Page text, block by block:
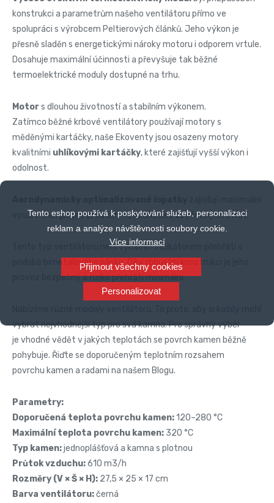
Tento eshop používá k poskytování služeb, personalizaci
reklam a analýze návštěvnosti soubory cookie.
Více informací
Přijmout všechny cookies
Personalizovat
konstrukci a parametrům našeho ventilátoru přímo ve
spolupráci s výrobcem Peltierových článků. Jeho výkon je
přesně sladěn s energetickými nároky motoru i odporem vrtule.
Dosahuje maximální účinnosti a převyšuje tak běžné
termoelektrické moduly dostupné na trhu.
Motors dlouhou životností a stabilním výkonem.
Zatímco běžné krbové ventilátory používají motory s
měděnými kartáčky, naše Ekoventy jsou osazeny motory
kvalitními uhlíkovými kartáčky, které zajišťují vyšší výkon i
odolnost.
využití energie pro proudění vzduchu bez zbytečných ztrát.
Tento typ ventilátoru není vybaven indikátorem přehřátí v
podobě bimetalového pásku. Díky robustní konstrukci je jeho
provoz bezpečný a riziko přehřátí minimální.
vybrat nejvhodnější typ pro svá kamna. Pro správný výběr
je vhodné vědět v jakých teplotách se povrch kamen běžně
pohybuje. Řiďte se doporučeným teplotním rozsahem
povrchu kamen a radami na našem Blogu.
Parametry:
Doporučená teplota povrchu kamen:120–280 °C
Maximální teplota povrchu kamen: 320 °C
Typ kamen:jednoplášťová a kamna s plotnou
Průtok vzduchu:610 m3/h
Rozměry (V × Š × H): 27,5 × 25 × 17 cm
Barva ventilátoru:černá